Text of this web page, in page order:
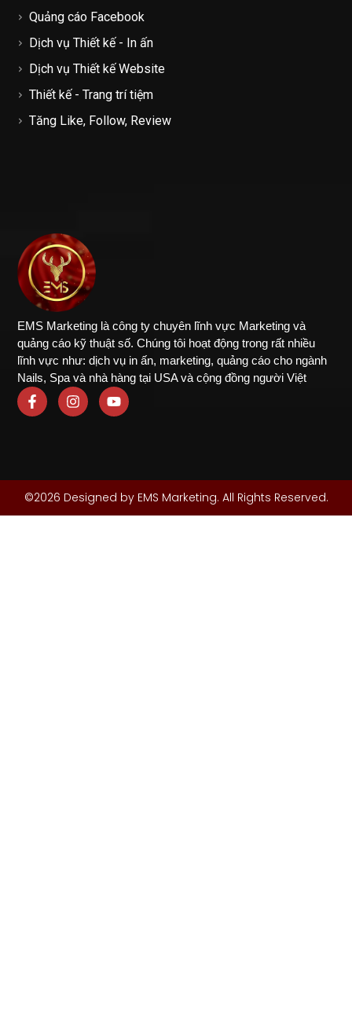
EMS Marketing là công ty chuyên lĩnh vực Marketing và
quảng cáo kỹ thuật số. Chúng tôi hoạt động trong rất nhiều
lĩnh vực như: dịch vụ in ấn, marketing, quảng cáo cho ngành
Nails, Spa và nhà hàng tại USA và cộng đồng người Việt
Quảng cáo Facebook
Dịch vụ Thiết kế - In ấn
Dịch vụ Thiết kế Website
Thiết kế - Trang trí tiệm
Tăng Like, Follow, Review
©2026 Designed by EMS Marketing. All Rights Reserved.